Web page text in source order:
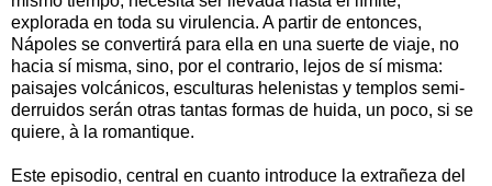
explorada en toda su virulencia. A partir de entonces,
Nápoles se convertirá para ella en una suerte de viaje, no
hacia sí misma, sino, por el contrario, lejos de sí misma:
paisajes volcánicos, esculturas helenistas y templos semi­
derruidos serán otras tantas formas de huida, un poco, si se
quiere, à la romantique.
Este episodio, central en cuanto introduce la extrañeza del